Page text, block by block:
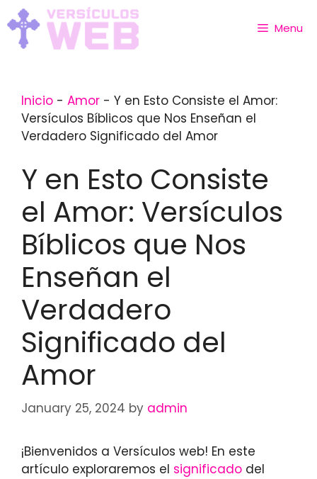
Skip
to
content
Menu
Inicio - Amor - Y en Esto Consiste el Amor:
Versículos Bíblicos que Nos Enseñan el
Verdadero Significado del Amor
Y en Esto Consiste
el Amor: Versículos
Bíblicos que Nos
Enseñan el
Verdadero
Significado del
Amor
January 25, 2024 by admin
¡Bienvenidos a Versículos web! En este
artículo exploraremos el significado del